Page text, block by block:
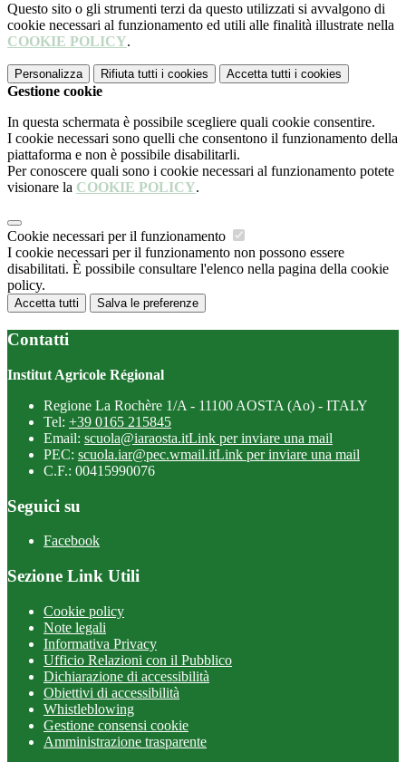
Questo sito o gli strumenti terzi da questo utilizzati si avvalgono di
cookie necessari al funzionamento ed utili alle finalità illustrate nella
COOKIE POLICY.
Personalizza Rifiuta tutti i cookies Accetta tutti i cookies
Gestione cookie
In questa schermata è possibile scegliere quali cookie consentire.
I cookie necessari sono quelli che consentono il funzionamento della
piattaforma e non è possibile disabilitarli.
Per conoscere quali sono i cookie necessari al funzionamento potete
visionare la COOKIE POLICY.
Cookie necessari per il funzionamento
I cookie necessari per il funzionamento non possono essere
disabilitati. È possibile consultare l'elenco nella pagina della cookie
policy.
Accetta tutti Salva le preferenze
Contatti
Institut Agricole Régional
Regione La Rochère 1/A - 11100 AOSTA (Ao) - ITALY
Tel: +39 0165 215845
Email: scuola@iaraosta.itLink per inviare una mail
PEC: scuola.iar@pec.wmail.itLink per inviare una mail
C.F.: 00415990076
Seguici su
Facebook
Sezione Link Utili
Cookie policy
Note legali
Informativa Privacy
Ufficio Relazioni con il Pubblico
Dichiarazione di accessibilità
Obiettivi di accessibilità
Whistleblowing
Gestione consensi cookie
Amministrazione trasparente